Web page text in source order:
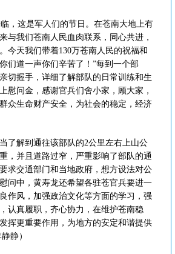
临，这是军人们的节日。在苍南大地上有
与我们苍南人民血肉联系，同心共进，
今天我们带着130万苍南人民的祝福和
们道一声你们辛苦了！”每到一个部
切握手，详细了解部队的日常训练和生
慰问金，感谢官兵们舍小家，顾大家，
众生命财产安全，为社会的稳定，经济
了解到通往该部队的2公里左右上山公
，并且道路过窄，严重影响了部队的通
求交通部门和当地政府，想方设法对公
问中，黄寿龙还希望各驻苍官兵要进一
作风，加强政治文化等方面的学习，强
认真履职，齐心协力，在维护苍南稳
挥更重要作用，为地方的安定和谐提供
静）